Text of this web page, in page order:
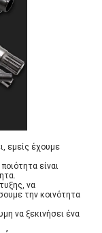
εμείς έχουμε
είναι
να
την κοινότητα
να ξεκινήσει ένα